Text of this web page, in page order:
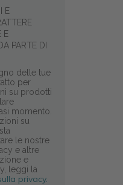
E
E
PARTE DI
delle tue
per
su prodotti
momento.
su
le nostre
e altre
e
leggi la
privacy.